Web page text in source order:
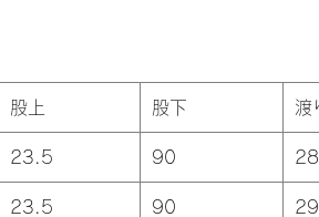
股上 股下 渡
23.5 90
23.5 90